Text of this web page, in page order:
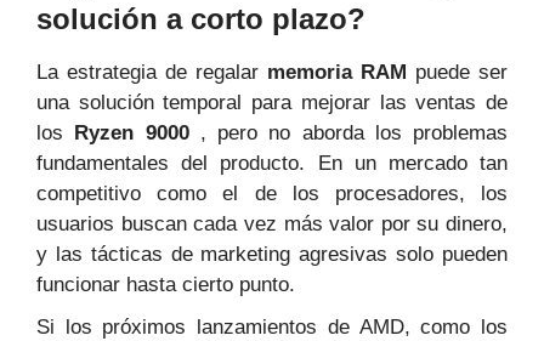
solución a corto plazo?
La estrategia de regalar memoria RAM puede ser
una solución temporal para mejorar las ventas de
los
Ryzen 9000, pero no aborda los problemas
fundamentales del producto. En un mercado tan
competitivo como el de los procesadores, los
usuarios buscan cada vez más valor por su dinero,
y las tácticas de marketing agresivas solo pueden
funcionar hasta cierto punto.
Si los próximos lanzamientos de AMD, como los